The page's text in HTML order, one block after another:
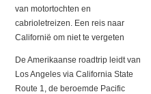
van motortochten en
cabrioletreizen. Een reis naar
Californië om niet te vergeten
De Amerikaanse roadtrip leidt van
Los Angeles via California State
Route 1, de beroemde Pacific